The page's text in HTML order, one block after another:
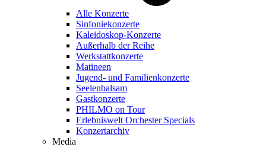
Alle Konzerte
Sinfoniekonzerte
Kaleidoskop-Konzerte
Außerhalb der Reihe
Werkstattkonzerte
Matineen
Jugend- und Familienkonzerte
Seelenbalsam
Gastkonzerte
PHILMO on Tour
Erlebniswelt Orchester Specials
Konzertarchiv
Media